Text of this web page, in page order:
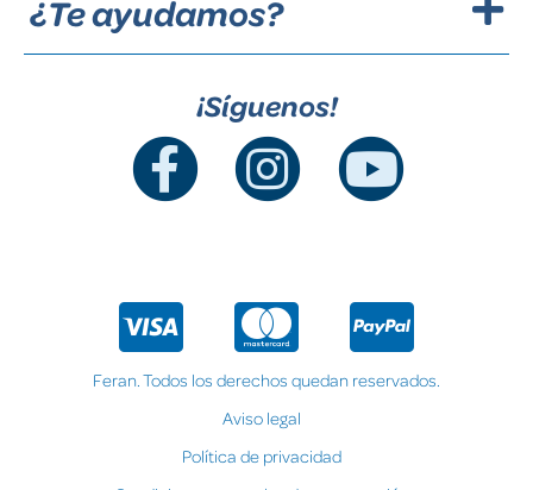
¿Te ayudamos?
¡Síguenos!
Feran. Todos los derechos quedan reservados.
Aviso legal
Política de privacidad